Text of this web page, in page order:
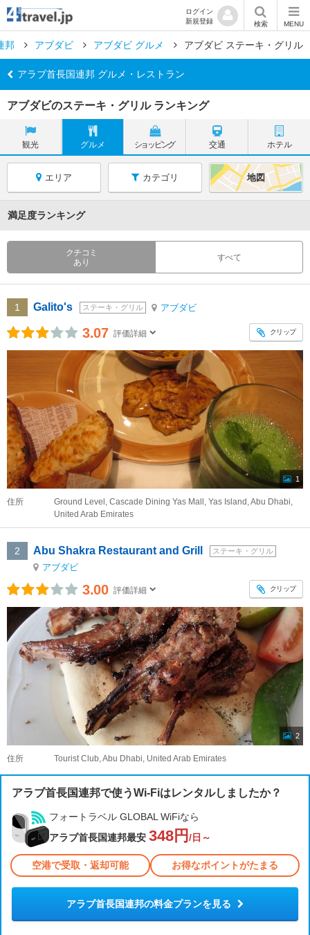
ログイン
新規登録
検索 MENU
邦 アブダビ アブダビ グルメ アブダビ ステーキ・グリル
アラブ首長国連邦 グルメ・レストラン
アブダビのステーキ・グリル ランキング
観光 グルメ ショッピング 交通 ホテル
エリア カテゴリ 地図
満足度ランキング
クチコミ
あり
すべて
1 Galito's ステーキ・グリル アブダビ
3.07 評価詳細 クリップ
1
住所
Ground Level, Cascade Dining Yas Mall, Yas Island, Abu Dhabi,
United Arab Emirates
2 Abu Shakra Restaurant and Grill ステーキ・グリル
アブダビ
3.00 評価詳細 クリップ
2
住所 Tourist Club, Abu Dhabi, United Arab Emirates
アラブ首長国連邦で使うWi-Fiはレンタルしましたか？
フォートラベル GLOBAL WiFiなら
アラブ首長国連邦最安 348円 /日～
空港で受取・返却可能 お得なポイントがたまる
アラブ首長国連邦の料金プランを見る